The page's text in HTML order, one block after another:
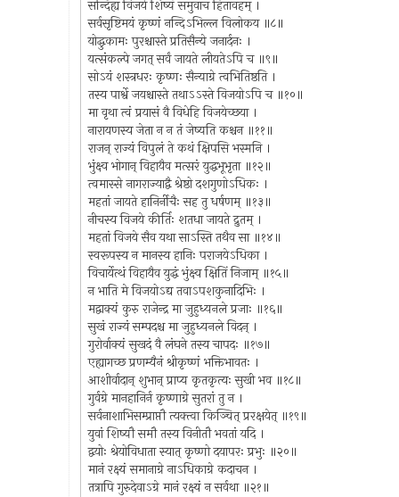
सन्दिह्य विजये शिष्यं समुवाच हितावहम् ।
सर्वसृष्टिमयं कृष्णं नन्दिऽभिल्ल विलोकय ॥८॥
योद्धुकामः पुरश्चास्ते प्रतिसैन्ये जनार्दनः ।
यत्संकल्पे जगत् सर्वं जायते लीयतेऽपि च ॥९॥
सोऽयं शस्त्रधरः कृष्णः सैन्याग्रे त्वभितिष्ठति ।
तस्य पार्श्वे जयश्चास्ते तथाऽऽस्ते विजयोऽपि च ॥१०॥
मा वृथा त्वं प्रयासं वै विधेहि विजयेच्छया ।
नारायणस्य जेता न न तं जेष्यति कश्चन ॥११॥
राजन् राज्यं विपुलं ते कथं क्षिपसि भस्मनि ।
भुंक्ष्व भोगान् विहायैव मत्सरं युद्धभूभृता ॥१२॥
त्वमास्से नागराज्याद्वै श्रेष्ठो दशगुणोऽधिकः ।
महतां जायते हानिर्नीचैः सह तु धर्षणम् ॥१३॥
नीचस्य विजये कीर्तिः शतधा जायते द्रुतम् ।
महतां विजये सैव यथा साऽस्ति तथैव सा ॥१४॥
स्वरूपस्य न मानस्य हानिः पराजयेऽधिका ।
विचार्येत्थं विहायैव युद्धं भुंक्ष्व क्षितिं निजाम् ॥१५॥
न भाति मे विजयोऽद्य तवाऽपशकुनादिभिः ।
मद्वाक्यं कुरु राजेन्द्र मा जुहुध्यनले प्रजाः ॥१६॥
सुखं राज्यं सम्पदश्च मा जुहुध्यनले विदन् ।
गुरोर्वाक्यं सुखदं वै लंघने तस्य चापदः ॥१७॥
एह्यागच्छ प्रणम्यैनं श्रीकृष्णं भक्तिभावतः ।
आशीर्वादान् शुभान् प्राप्य कृतकृत्यः सुखी भव ॥१८॥
गुर्वग्रे मानहानिर्न कृष्णाग्रे सुतरां तु न ।
सर्वनाशाभिसम्प्राप्तौ त्यक्त्वा किञ्चित् प्ररक्षयेत् ॥१९॥
युवां शिष्यौ समौ तस्य विनीतौ भवतां यदि ।
द्वयोः श्रेयोविधाता स्यात् कृष्णो दयापरः प्रभुः ॥२०॥
मानं रक्ष्यं समानाग्रे नाऽधिकाग्रे कदाचन ।
तत्रापि गुरुदेवाऽग्रे मानं रक्ष्यं न सर्वथा ॥२१॥